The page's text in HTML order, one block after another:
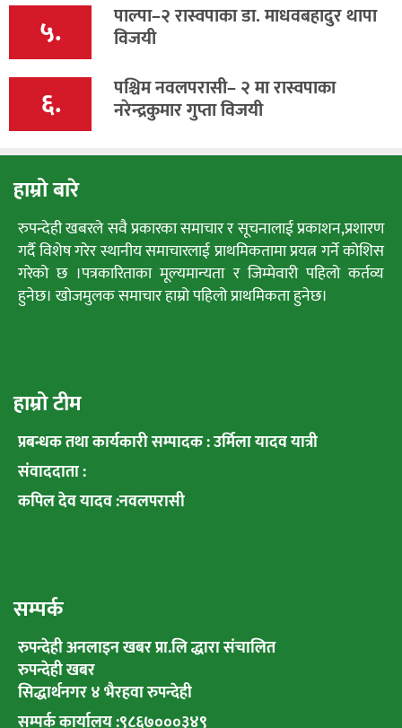
५. पाल्पा–२ रास्वपाका डा. माधवबहादुर थापा
विजयी
६. पश्चिम नवलपरासी– २ मा रास्वपाका
नरेन्द्रकुमार गुप्ता विजयी
हाम्रो बारे
रुपन्देही खबरले सवै प्रकारका समाचार र सूचनालाई प्रकाशन,प्रशारण
गर्दै विशेष गरेर स्थानीय समाचारलाई प्राथमिकतामा प्रयत्न गर्ने कोशिस
गरेको छ ।पत्रकारिताका मूल्यमान्यता र जिम्मेवारी पहिलो कर्तव्य
हुनेछ। खोजमुलक समाचार हाम्रो पहिलो प्राथमिकता हुनेछ।
हाम्रो टीम
प्रबन्धक तथा कार्यकारी सम्पादक : उर्मिला यादव यात्री
संवाददाता :
कपिल देव यादव :नवलपरासी
सम्पर्क
रुपन्देही अनलाइन खबर प्रा.लि द्धारा संचालित
रुपन्देही खबर
सिद्धार्थनगर ४ भैरहवा रुपन्देही